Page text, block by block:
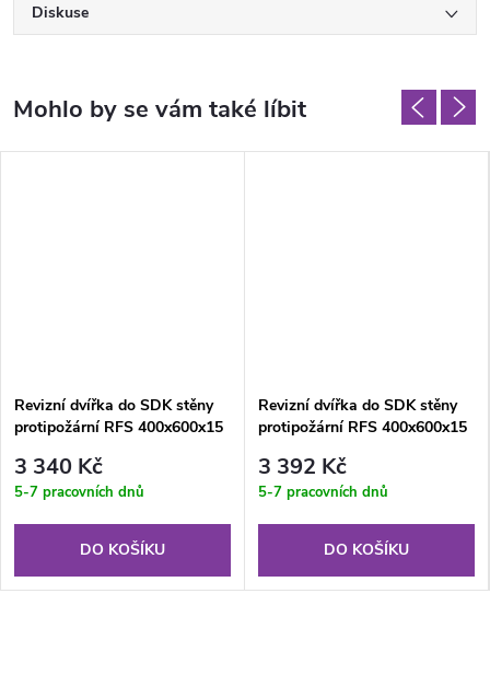
Diskuse
Revizní dvířka do SDK stěny
protipožární RFS 400x600x15
3 340 Kč
5-7 pracovních dnů
DO KOŠÍKU
Revizní dvířka do SDK stěny
protipožární RFS 400x600x15
3 392 Kč
5-7 pracovních dnů
DO KOŠÍKU